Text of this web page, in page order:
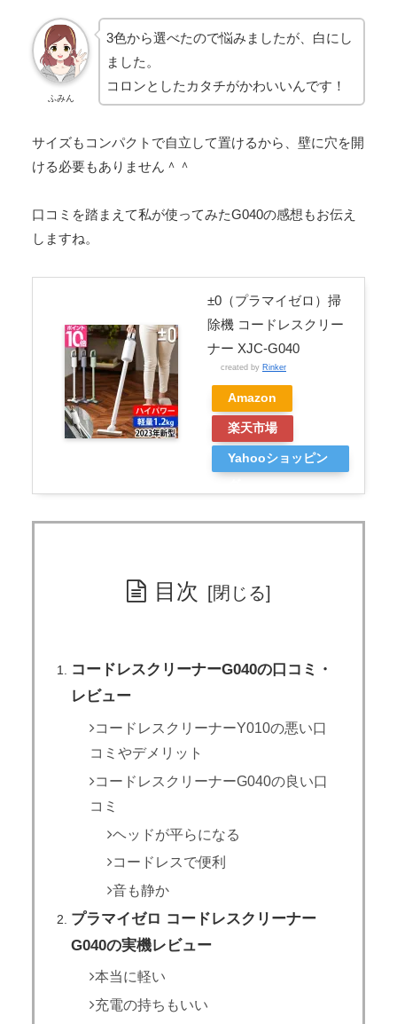
ふみん
3色から選べたので悩みましたが、白にし
ました。
コロンとしたカタチがかわいいんです！
サイズもコンパクトで自立して置けるから、壁に穴を開
ける必要もありません＾＾
口コミを踏まえて私が使ってみたG040の感想もお伝え
しますね。
±0（プラマイゼロ）掃
除機 コードレスクリー
ナー XJC-G040
created by Rinker
Amazon
楽天市場
Yahooショッピン
目次
コードレスクリーナーG040の口コミ・
レビュー
コードレスクリーナーY010の悪い口
コミやデメリット
コードレスクリーナーG040の良い口
コミ
ヘッドが平らになる
コードレスで便利
音も静か
プラマイゼロ コードレスクリーナー
G040の実機レビュー
本当に軽い
充電の持ちもいい